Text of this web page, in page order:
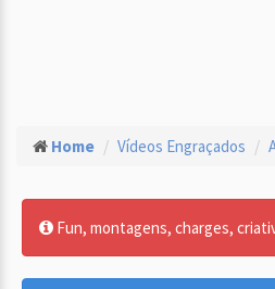
Home Vídeos Engraçados
Fun, montagens, charges,